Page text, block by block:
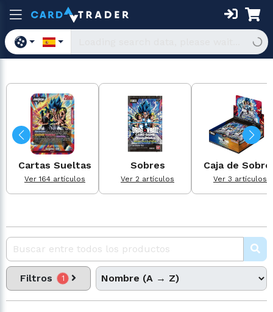
Cartas Sueltas
Ver 164 artículos
Sobres
Ver 2 artículos
Caja de
Ver 3 artículos
Filtros 1